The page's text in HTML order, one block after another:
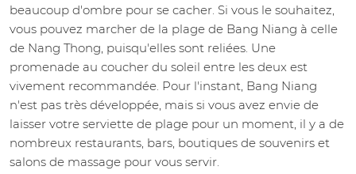
beaucoup d'ombre pour se cacher. Si vous le souhaitez,
vous pouvez marcher de la plage de Bang Niang à celle
de Nang Thong, puisqu'elles sont reliées. Une
promenade au coucher du soleil entre les deux est
vivement recommandée. Pour l'instant, Bang Niang
n'est pas très développée, mais si vous avez envie de
laisser votre serviette de plage pour un moment, il y a de
nombreux restaurants, bars, boutiques de souvenirs et
salons de massage pour vous servir.